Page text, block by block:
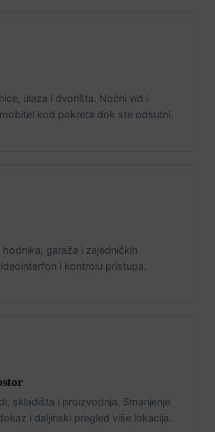
ulaza i dvorišta. Noćni vid i
kod pokreta dok ste odsutni.
garaža i zajedničkih
i kontrolu pristupa.
skladišta i proizvodnja. Smanjenje
i daljinski pregled više lokacija.